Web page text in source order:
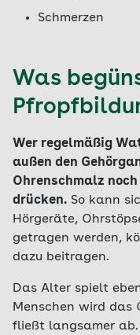
Schmerzen
Was
Wer regelmäßig
außen den
Ohrenschmalz
drücken. So kann
Hörgeräte,
getragen werden,
dazu beitragen.
Das Alter spielt
Menschen wird das
fließt langsamer ab.